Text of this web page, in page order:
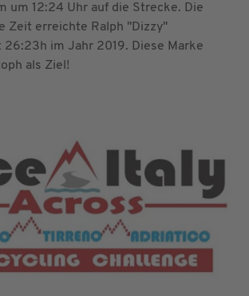
um 12:24 Uhr auf die Strecke. Die
Zeit erreichte Ralph "Dizzy"
26:23h im Jahr 2019. Diese Marke
als Ziel!